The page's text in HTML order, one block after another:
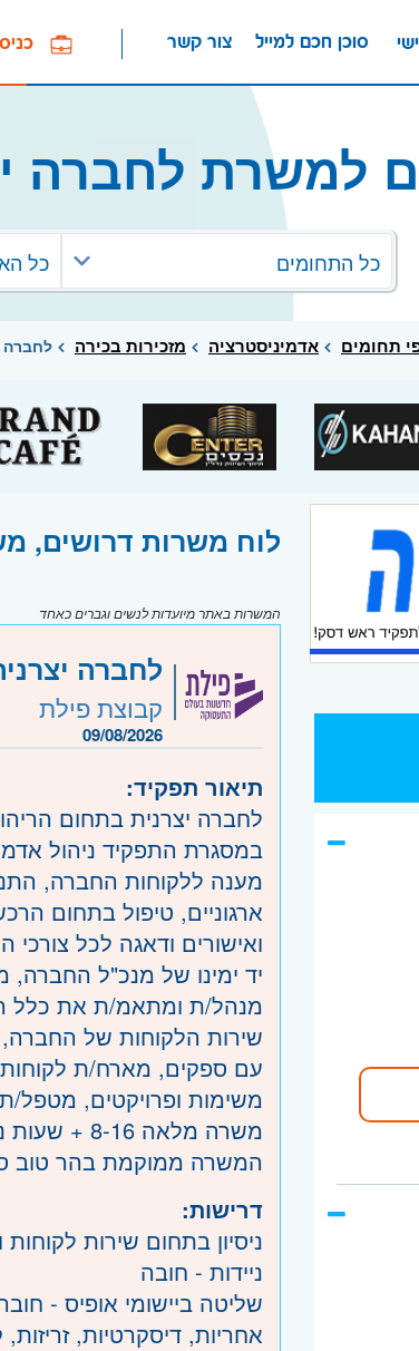
כניסה למעסיקים צור קשר סוכן חכם למייל
למשרת לחברה
כל התחומים כל
תחומים אדמיניסטרציה מזכירות בכירה לחברה
לוח משרות דרושים,
המשרות באתר מיועדות לנשים וגברים כאחד
לחברה
קבוצת פילת
09/08/2026
תיאור תפקיד:
לחברה יצרנית בתחום
במסגרת התפקיד ניהול
מענה ללקוחות החברה,
ארגוניים, טיפול בתחום
ואישורים ודאגה לכל צורכי
יד ימינו של מנכ"ל החברה,
מנהל/ת ומתאמ/ת את כלל
שירות הלקוחות של
עם ספקים, מארח/ת
משימות ופרויקטים, מטפל/
משרה מלאה 8-16 + שעות נוספות על פי צורך.
המשרה ממוקמת בהר טוב
דרישות:
ניסיון בתחום שירות
ניידות - חובה
שליטה ביישומי אופיס -
אחריות, דיסקרטיות,